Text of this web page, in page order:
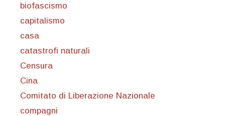
biofascismo
capitalismo
casa
catastrofi naturali
Censura
Cina
Comitato di Liberazione Nazionale
compagni